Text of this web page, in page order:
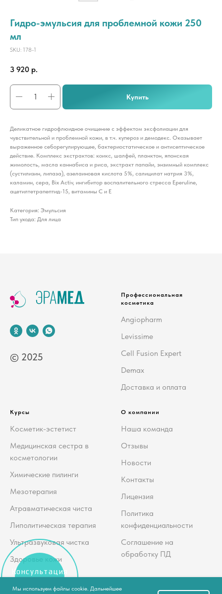
Гидро-эмульсия для проблемной кожи 250
мл
SKU: 178-1
3 920 р.
Купить
Деликатное гидрофлюидное очищение с эффектом эксфолиации для
чувствительной и проблемной кожи, в т.ч. купероз и демодекс. Оказывает
выраженное себорегулирующее, бактериостатическое и антисептическое
действие. Комплекс экстрактов: коикс, шалфей, планктон, японская
жимолость, масла каннабиса и риса, экстракт папайи, энзимный комплекс
(сустилизин, липаза), азелаиновая кислота 5%, салицилат натрия 3%,
каламин, сера, Bix Activ, ингибитор воспалительного стресса Eperuline,
ацетилтетрапептид-15, витамины С и Е
Категория: Эмульсия
Тип ухода: Для лица
© 2025
Профессиональная
косметика
Angiopharm
Levissime
Cell Fusion Expert
Demax
Доставка и оплата
Курсы
Косметик-эстетист
Медицинская сестра в
косметологии
Химические пилинги
Мезотерапия
Атравматическая чиста
Липолитическая терапия
Ультразвуковая чистка
Здоровье кожи
О компании
Наша команда
Отзывы
Новости
Контакты
Лицензия
Политика
конфиденциальности
Соглашение на
обработку ПД
Мы используем файлы cookie. Дальнейшее
Консультация